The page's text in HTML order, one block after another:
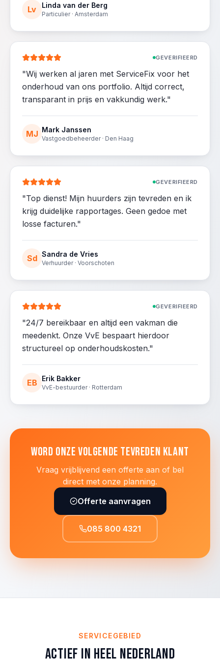
Lv Linda van der Berg
Particulier · Amsterdam
GEVERIFIEERD
"Wij werken al jaren met ServiceFix voor het
onderhoud van ons portfolio. Altijd correct,
transparant in prijs en vakkundig werk."
MJ Mark Janssen
Vastgoedbeheerder · Den Haag
GEVERIFIEERD
"Top dienst! Mijn huurders zijn tevreden en ik
krijg duidelijke rapportages. Geen gedoe met
losse facturen."
Sd Sandra de Vries
Verhuurder · Voorschoten
GEVERIFIEERD
"24/7 bereikbaar en altijd een vakman die
meedenkt. Onze VvE bespaart hierdoor
structureel op onderhoudskosten."
EB Erik Bakker
VvE-bestuurder · Rotterdam
Word onze volgende tevreden klant
Vraag vrijblijvend een offerte aan of bel
direct met onze planning.
Offerte aanvragen
085 800 4321
SERVICEGEBIED
Actief in heel Nederland